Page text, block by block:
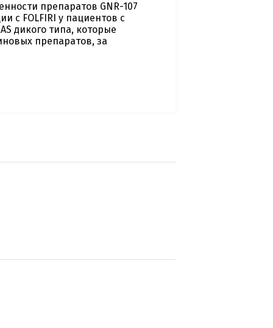
препаратов GNR-107
с FOLFIRI у пациентов с
дикого типа, которые
препаратов, за